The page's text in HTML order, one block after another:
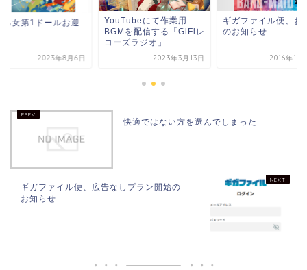
乙女第1ドールお迎
2023年8月6日
YouTubeにて作業用
BGMを配信する「GiFiレ
コーズラジオ」...
2023年3月13日
ギガファイル便、お
のお知らせ
2016年11
快適ではない方を選んでしまった
ギガファイル便、広告なしプラン開始の
お知らせ